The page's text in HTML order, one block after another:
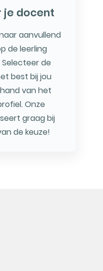
je docent
aanvullend
de leerling
de
best bij jou
van het
Onze
graag bij
de keuze!